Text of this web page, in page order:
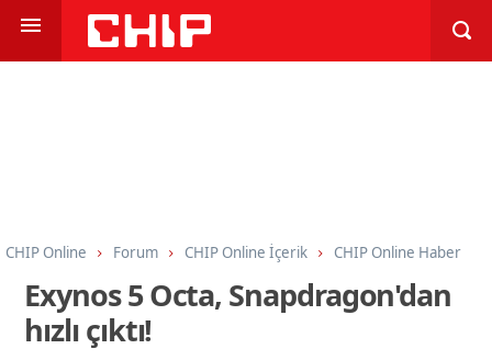
CHIP Online Forum CHIP Online İçerik CHIP Online Haber
Exynos 5 Octa, Snapdragon'dan
hızlı çıktı!